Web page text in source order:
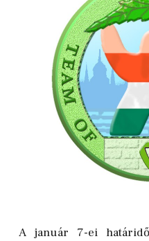
A január 7-ei